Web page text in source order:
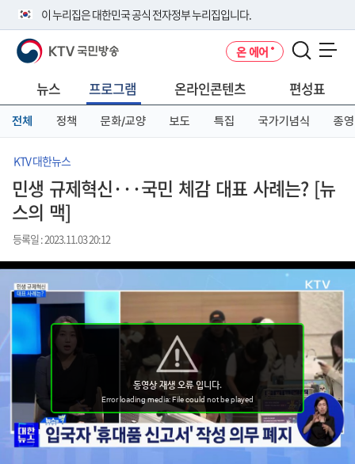
이 누리집은 대한민국 공식 전자정부 누리집입니다.
공식 누리집 주소 확인하기
니다.
이밖에 or.kr 또는 .kr등 다른 도메인 주소를 사용하고 있다면 아래 URL에
서 도메인 주소를 확인해 보세요
KTV 국민방송 온 에어
뉴스 프로그램 온라인콘텐츠 편성표
전체 정책 문화/교양 보도 특집 국가기념식 종영
KTV 대한뉴스
민생 규제혁신···국민 체감 대표 사례는? [뉴
스의 맥]
등록일 : 2023.11.03 20:12